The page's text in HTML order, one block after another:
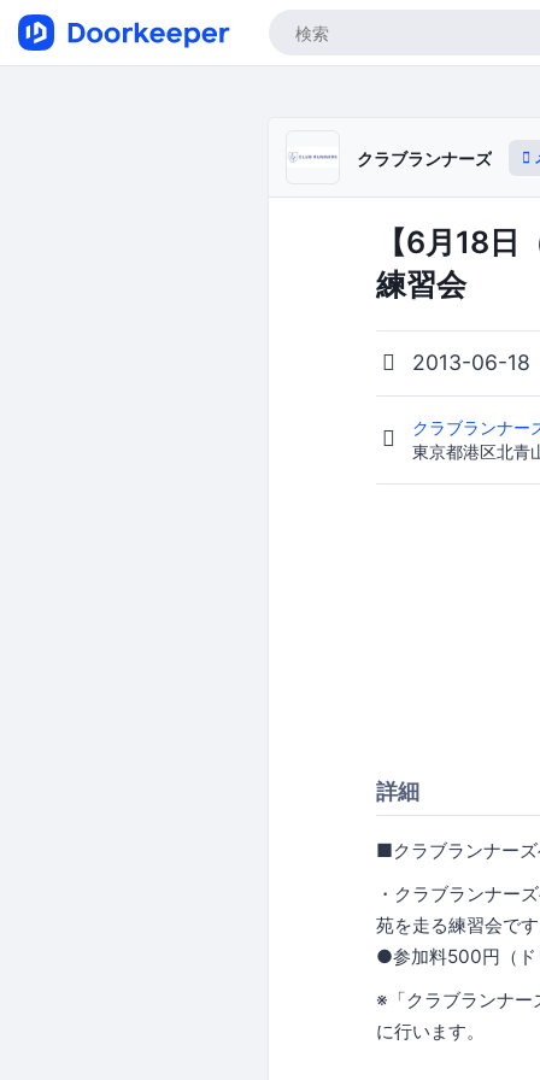
クラブランナーズ
【6月18
練習会
2013-06-18
クラブランナー
東京都港区北青
詳細
■クラブランナー
・クラブランナー
苑を走る練習会で
●参加料500円（ド
※「クラブランナ
に行います。